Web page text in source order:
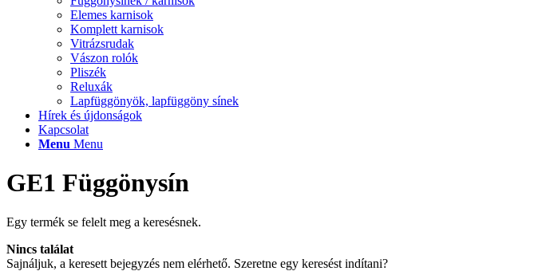
Elemes karnisok
Komplett karnisok
Vitrázsrudak
Vászon rolók
Pliszék
Reluxák
Lapfüggönyök, lapfüggöny sínek
Hírek és újdonságok
Kapcsolat
Menu Menu
GE1 Függönysín
Egy termék se felelt meg a keresésnek.
Nincs találat
Sajnáljuk, a keresett bejegyzés nem elérhető. Szeretne egy keresést indítani?